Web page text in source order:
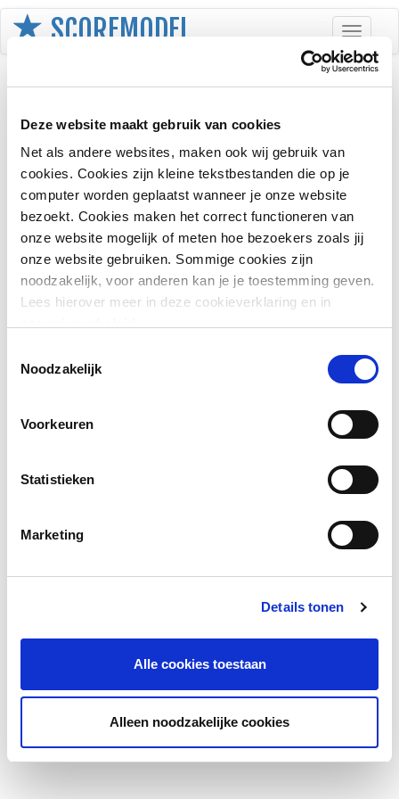
Deze website maakt gebruik van cookies
Net als andere websites, maken ook wij gebruik van
cookies. Cookies zijn kleine tekstbestanden die op je
computer worden geplaatst wanneer je onze website
bezoekt. Cookies maken het correct functioneren van
onze website mogelijk of meten hoe bezoekers zoals jij
onze website gebruiken. Sommige cookies zijn
noodzakelijk, voor anderen kan je je toestemming geven.
Lees hierover meer in deze cookieverklaring en in
Noodzakelijk
Voorkeuren
Statistieken
Marketing
Details tonen
Alle cookies toestaan
Alleen noodzakelijke cookies
Toggle
SCOREMODEL
Aanmelden
E-mailadres
Wachtwoord
Onthoud mij